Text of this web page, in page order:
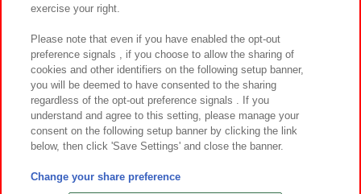
お取引先さまとともに
カスタマーハラスメント対応方針 よくあるご質問・お問い合わせ
©Bandai Namco Amusement Inc.
©Bandai Namco Amusement Lab Inc.
exercise your right.
Please note that even if you have enabled the opt-out
preference signals , if you choose to allow the sharing of
cookies and other identifiers on the following setup banner,
you will be deemed to have consented to the sharing
regardless of the opt-out preference signals . If you
understand and agree to this setting, please manage your
consent on the following setup banner by clicking the link
below, then click 'Save Settings' and close the banner.
Change your share preference